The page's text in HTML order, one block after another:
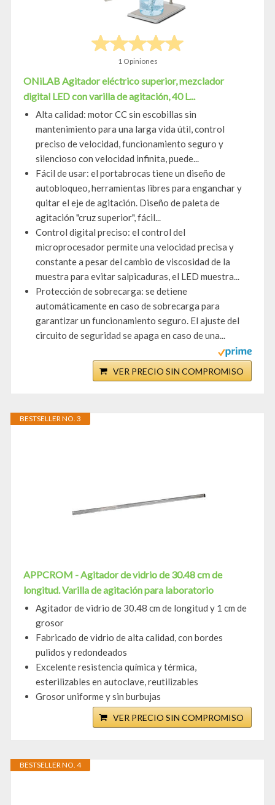
1 Opiniones
ONiLAB Agitador eléctrico superior, mezclador
digital LED con varilla de agitación, 40 L...
Alta calidad: motor CC sin escobillas sin
mantenimiento para una larga vida útil, control
preciso de velocidad, funcionamiento seguro y
silencioso con velocidad infinita, puede...
Fácil de usar: el portabrocas tiene un diseño de
autobloqueo, herramientas libres para enganchar y
quitar el eje de agitación. Diseño de paleta de
agitación "cruz superior", fácil...
Control digital preciso: el control del
microprocesador permite una velocidad precisa y
constante a pesar del cambio de viscosidad de la
muestra para evitar salpicaduras, el LED muestra...
Protección de sobrecarga: se detiene
automáticamente en caso de sobrecarga para
garantizar un funcionamiento seguro. El ajuste del
circuito de seguridad se apaga en caso de una...
VER PRECIO SIN COMPROMISO
BESTSELLER NO. 3
APPCROM - Agitador de vidrio de 30.48 cm de
longitud. Varilla de agitación para laboratorio
Agitador de vidrio de 30.48 cm de longitud y 1 cm de
grosor
Fabricado de vidrio de alta calidad, con bordes
pulidos y redondeados
Excelente resistencia química y térmica,
esterilizables en autoclave, reutilizables
Grosor uniforme y sin burbujas
VER PRECIO SIN COMPROMISO
BESTSELLER NO. 4